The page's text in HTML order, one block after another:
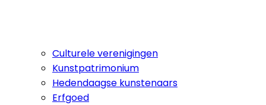
Culturele verenigingen
Kunstpatrimonium
Hedendaagse kunstenaars
Erfgoed